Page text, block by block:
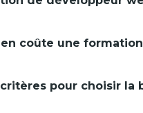
coûte une
pour choisir la